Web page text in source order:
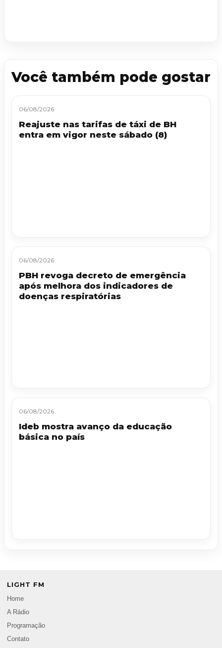
Você também pode gostar
06/08/2026
Reajuste nas tarifas de táxi de BH
entra em vigor neste sábado (8)
06/08/2026
PBH revoga decreto de emergência
após melhora dos indicadores de
doenças respiratórias
06/08/2026
Ideb mostra avanço da educação
básica no país
LIGHT FM
Home
A Rádio
Programação
Contato